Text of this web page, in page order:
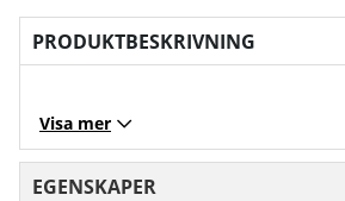
PRODUKTBESKRIVNING
Visa mer
EGENSKAPER